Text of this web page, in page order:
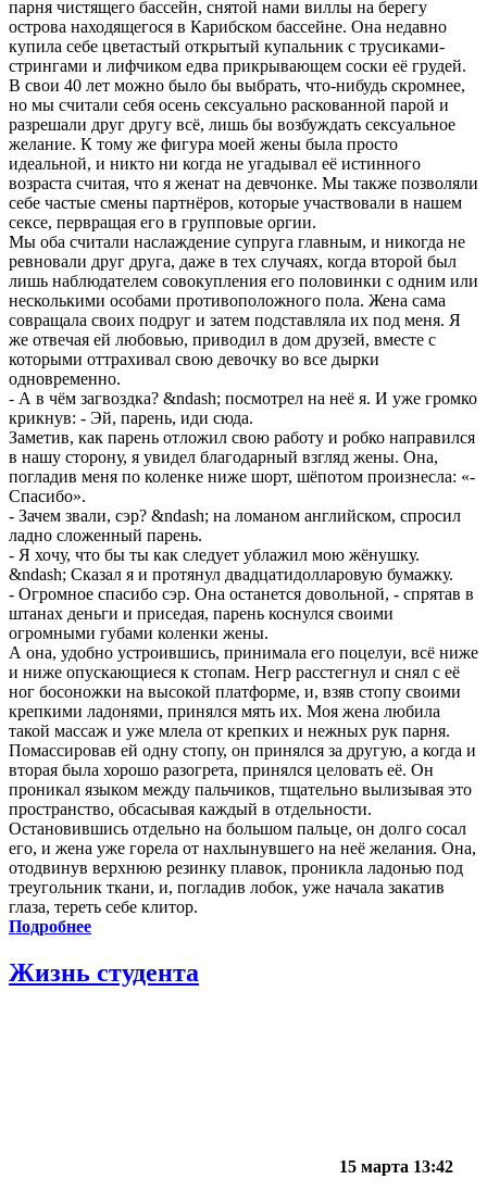
парня чистящего бассейн, снятой нами виллы на берегу
острова находящегося в Карибском бассейне. Она недавно
купила себе цветастый открытый купальник с трусиками-
стрингами и лифчиком едва прикрывающем соски её грудей.
В свои 40 лет можно было бы выбрать, что-нибудь скромнее,
но мы считали себя осень сексуально раскованной парой и
разрешали друг другу всё, лишь бы возбуждать сексуальное
желание. К тому же фигура моей жены была просто
идеальной, и никто ни когда не угадывал её истинного
возраста считая, что я женат на девчонке. Мы также позволяли
себе частые смены партнёров, которые участвовали в нашем
сексе, первращая его в групповые оргии.
Мы оба считали наслаждение супруга главным, и никогда не
ревновали друг друга, даже в тех случаях, когда второй был
лишь наблюдателем совокупления его половинки с одним или
несколькими особами противоположного пола. Жена сама
совращала своих подруг и затем подставляла их под меня. Я
же отвечая ей любовью, приводил в дом друзей, вместе с
которыми оттрахивал свою девочку во все дырки
одновременно.
- А в чём загвоздка? &ndash; посмотрел на неё я. И уже громко
крикнув: - Эй, парень, иди сюда.
Заметив, как парень отложил свою работу и робко направился
в нашу сторону, я увидел благодарный взгляд жены. Она,
погладив меня по коленке ниже шорт, шёпотом произнесла: «-
Спасибо».
- Зачем звали, сэр? &ndash; на ломаном английском, спросил
ладно сложенный парень.
- Я хочу, что бы ты как следует ублажил мою жёнушку.
&ndash; Сказал я и протянул двадцатидолларовую бумажку.
- Огромное спасибо сэр. Она останется довольной, - спрятав в
штанах деньги и приседая, парень коснулся своими
огромными губами коленки жены.
А она, удобно устроившись, принимала его поцелуи, всё ниже
и ниже опускающиеся к стопам. Негр расстегнул и снял с её
ног босоножки на высокой платформе, и, взяв стопу своими
крепкими ладонями, принялся мять их. Моя жена любила
такой массаж и уже млела от крепких и нежных рук парня.
Помассировав ей одну стопу, он принялся за другую, а когда и
вторая была хорошо разогрета, принялся целовать её. Он
проникал языком между пальчиков, тщательно вылизывая это
пространство, обсасывая каждый в отдельности.
Остановившись отдельно на большом пальце, он долго сосал
его, и жена уже горела от нахлынувшего на неё желания. Она,
отодвинув верхнюю резинку плавок, проникла ладонью под
треугольник ткани, и, погладив лобок, уже начала закатив
глаза, тереть себе клитор.
Подробнее
Жизнь студента
15 марта 13:42